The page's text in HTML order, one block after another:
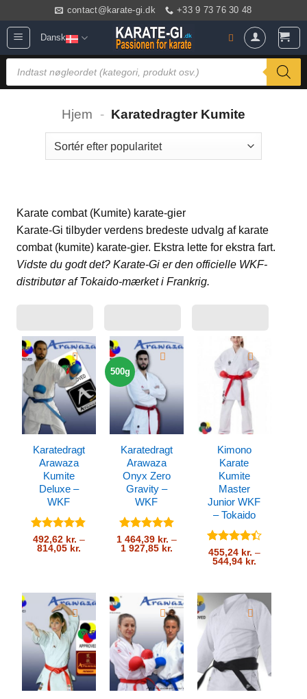
indhold
contact@karate-gi.dk +33 9 73 76 30 48
Dansk
Products
search
Hjem - Karatedragter Kumite
Karate combat (Kumite) karate-gier
Karate-Gi tilbyder verdens bredeste udvalg af karate
combat (kumite) karate-gier. Ekstra lette for ekstra fart.
Vidste du godt det? Karate-Gi er den officielle WKF-
distributør af Tokaido-mærket i Frankrig.
Karatedragt
Arawaza
Kumite
Deluxe –
WKF
Vurderet
4.78ud af
492,62 kr. –
814,05 kr.Prisinterval:
500g
Karatedragt
Arawaza
Onyx Zero
Gravity –
WKF
Vurderet
4.93ud af
1 464,39 kr. –
1 927,85 kr.Prisinterval:
464,39 kr.
927,85 kr.
Kimono
Karate
Kumite
Master
Junior WKF
– Tokaido
Vurderet
4.42ud
455,24 kr. –
544,94 kr.Prisinterval: